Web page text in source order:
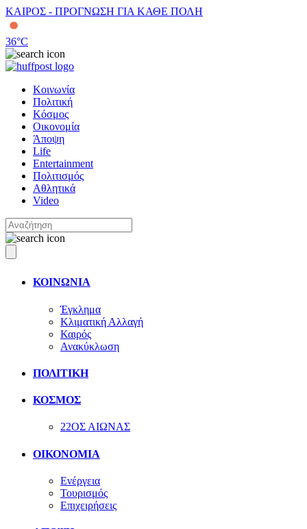
ΚΑΙΡΟΣ - ΠΡΟΓΝΩΣΗ ΓΙΑ ΚΑΘΕ ΠΟΛΗ
36°C
Κοινωνία
Πολιτική
Κόσμος
Οικονομία
Άποψη
Life
Entertainment
Πολιτισμός
Αθλητικά
Video
ΚΟΙΝΩΝΙΑ
Έγκλημα
Κλιματική Αλλαγή
Καιρός
Ανακύκλωση
ΠΟΛΙΤΙΚΗ
ΚΟΣΜΟΣ
22ΟΣ ΑΙΩΝΑΣ
ΟΙΚΟΝΟΜΙΑ
Ενέργεια
Τουρισμός
Επιχειρήσεις